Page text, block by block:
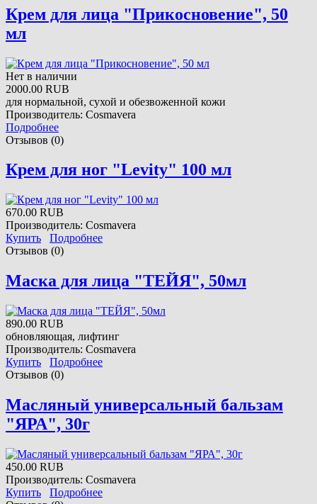
Крем для лица "Прикосновение", 50
мл
Нет в наличии
2000.00 RUB
для нормальной, сухой и обезвоженной кожи
Производитель: Cosmavera
Подробнее
Отзывов (0)
Крем для ног "Levity" 100 мл
670.00 RUB
Производитель: Cosmavera
Купить
Подробнее
Отзывов (0)
Маска для лица "ТЕЙЯ", 50мл
890.00 RUB
обновляющая, лифтинг
Производитель: Cosmavera
Купить
Подробнее
Отзывов (0)
Масляный универсальный бальзам
"ЯРА", 30г
450.00 RUB
Производитель: Cosmavera
Купить
Подробнее